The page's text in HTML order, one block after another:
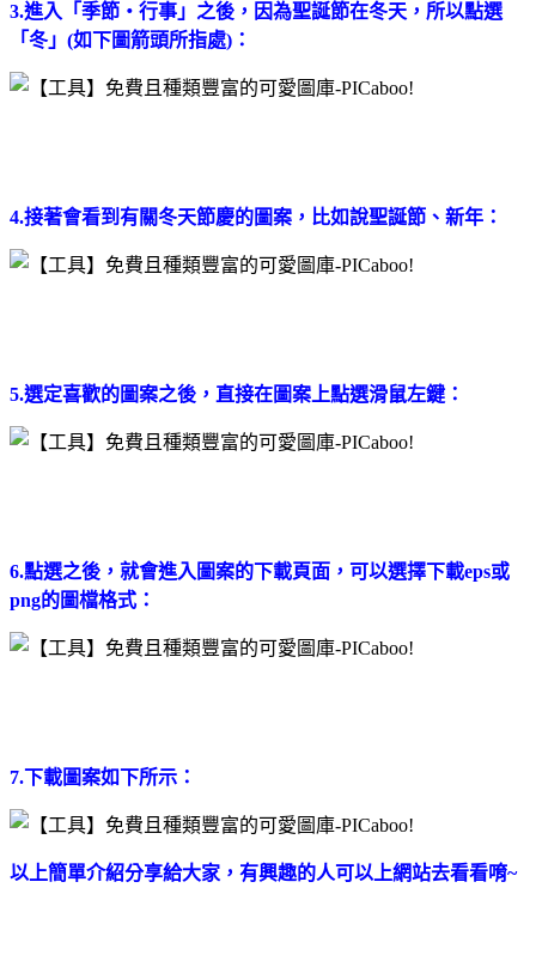
3.進入 「季節‧行事」 之後，因為聖誕節在冬天，所以點選
「冬」(如下圖箭頭所指處)：
4.接著會看到有關冬天節慶的圖案，比如說聖誕節、新年：
5.選定喜歡的圖案之後，直接在圖案上點選滑鼠左鍵：
6.點選之後，就會進入圖案的下載頁面，可以選擇下載eps或
png的圖檔格式：
7.下載圖案如下所示：
以上簡單介紹分享給大家，有興趣的人可以上網站去看看唷~